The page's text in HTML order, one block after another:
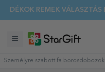
REMEK VÁLASZTÁS
Személyre szabott fa borosdobozok